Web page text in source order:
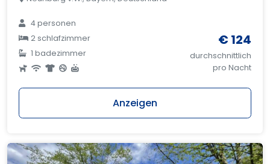
4 personen
2 schlafzimmer
1 badezimmer
€ 124
durchschnittlich
pro Nacht
Anzeigen